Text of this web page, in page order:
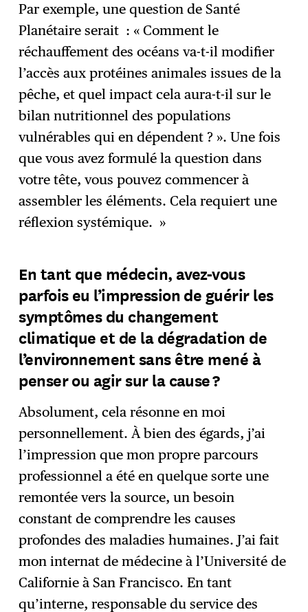
Par exemple, une question de Santé
Planétaire serait : « Comment le
réchauffement des océans va-t-il modifier
l’accès aux protéines animales issues de la
pêche, et quel impact cela aura-t-il sur le
bilan nutritionnel des populations
vulnérables qui en dépendent ? ». Une fois
que vous avez formulé la question dans
votre tête, vous pouvez commencer à
assembler les éléments. Cela requiert une
réflexion systémique. »
En tant que médecin, avez-vous
parfois eu l’impression de guérir les
symptômes du changement
climatique et de la dégradation de
l’environnement sans être mené à
penser ou agir sur la cause ?
Absolument, cela résonne en moi
personnellement. À bien des égards, j’ai
l’impression que mon propre parcours
professionnel a été en quelque sorte une
remontée vers la source, un besoin
constant de comprendre les causes
profondes des maladies humaines. J’ai fait
mon internat de médecine à l’Université de
Californie à San Francisco. En tant
qu’interne, responsable du service des